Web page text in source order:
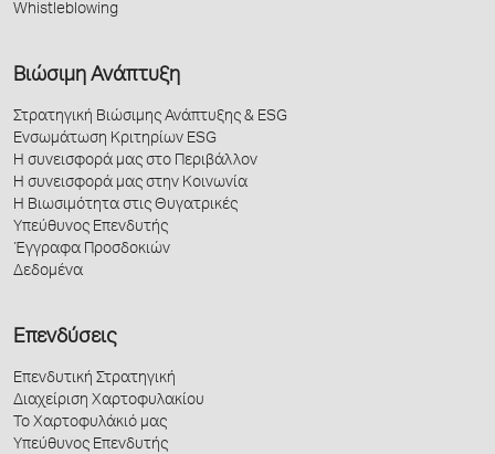
Whistleblowing
Βιώσιμη Ανάπτυξη
Στρατηγική Βιώσιμης Ανάπτυξης & ESG
Ενσωμάτωση Κριτηρίων ESG
Η συνεισφορά μας στο Περιβάλλον
Η συνεισφορά μας στην Κοινωνία
Η Βιωσιμότητα στις Θυγατρικές
Υπεύθυνος Επενδυτής
Έγγραφα Προσδοκιών
Δεδομένα
Επενδύσεις
Επενδυτική Στρατηγική
Διαχείριση Χαρτοφυλακίου
Το Χαρτοφυλάκιό μας
Υπεύθυνος Επενδυτής